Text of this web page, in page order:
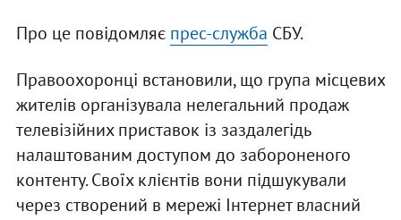
Про це повідомляє прес-служба СБУ.
Правоохоронці встановили, що група місцевих
жителів організувала нелегальний продаж
телевізійних приставок із заздалегідь
налаштованим доступом до забороненого
контенту. Своїх клієнтів вони підшукували
через створений в мережі Інтернет власний